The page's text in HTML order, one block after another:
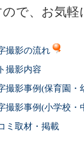
で、お気
撮影の流れ
撮影内容
撮影事例(保育園・
撮影事例(小学校
ミ取材・掲載